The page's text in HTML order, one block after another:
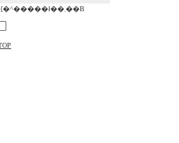
���̃T�C�g��DVD�̂݃f�[�^�����ł��܂��B